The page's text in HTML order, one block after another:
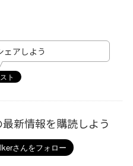
ェアしよう
最新情報を購読しよう